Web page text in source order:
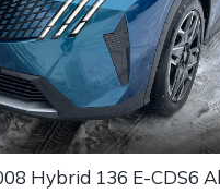
Hybrid 136 E-CDS6